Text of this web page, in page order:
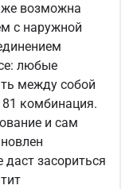
возможна
с наружной
любые
между собой
комбинация.
и сам
засориться